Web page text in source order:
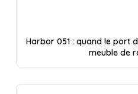
Harbor 051 : quand le port
meuble de